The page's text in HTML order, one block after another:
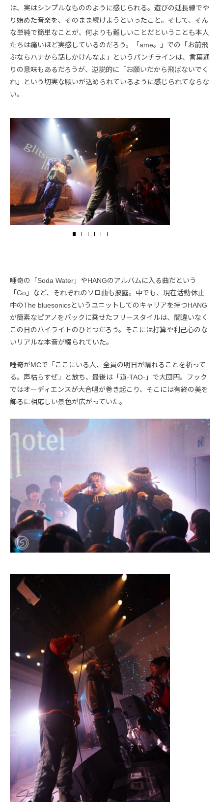
は、実はシンプルなもののように感じられる。遊びの延長線でや
り始めた音楽を、そのまま続けようといったこと。そして、そん
な単純で簡単なことが、何よりも難しいことだということも本人
たちは痛いほど実感しているのだろう。「ame。」での「お前飛
ぶならハナから話しかけんなよ」というパンチラインは、言葉通
りの意味もあるだろうが、逆説的に「お願いだから飛ばないでく
れ」という切実な願いが込められているように感じられてならな
い。
唾奇の「Soda Water」やHANGのアルバムに入る曲だという
「Go」など、それぞれのソロ曲も披露。中でも、現在活動休止
中のThe bluesonicsというユニットしてのキャリアを持つHANG
が簡素なピアノをバックに乗せたフリースタイルは、間違いなく
この日のハイライトのひとつだろう。そこには打算や利己心のな
いリアルな本音が綴られていた。
唾奇がMCで「ここにいる人、全員の明日が晴れることを祈って
る。声枯らすぜ」と放ち、最後は「道-TAO-」で大団円。フック
ではオーディエンスが大合唱が巻き起こり、そこには有終の美を
飾るに相応しい景色が広がっていた。